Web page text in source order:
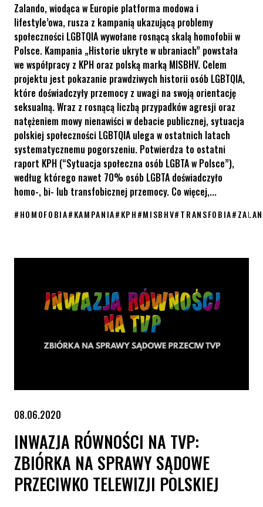
Zalando, wiodąca w Europie platforma modowa i
lifestyle’owa, rusza z kampanią ukazującą problemy
społeczności LGBTQIA wywołane rosnącą skalą homofobii w
Polsce. Kampania „Historie ukryte w ubraniach” powstała
we współpracy z KPH oraz polską marką MISBHV. Celem
projektu jest pokazanie prawdziwych historii osób LGBTQIA,
które doświadczyły przemocy z uwagi na swoją orientację
seksualną. Wraz z rosnącą liczbą przypadków agresji oraz
natężeniem mowy nienawiści w debacie publicznej, sytuacja
polskiej społeczności LGBTQIA ulega w ostatnich latach
systematycznemu pogorszeniu. Potwierdza to ostatni
raport KPH (“Sytuacja społeczna osób LGBTA w Polsce”),
według którego nawet 70% osób LGBTA doświadczyło
homo-, bi- lub transfobicznej przemocy. Co więcej,...
#HOMOFOBIA#KAMPANIA#KPH#MISBHV#TRANSFOBIA#
08.06.2020
INWAZJA RÓWNOŚCI NA TVP:
ZBIÓRKA NA SPRAWY SĄDOWE
PRZECIWKO TELEWIZJI POLSKIEJ